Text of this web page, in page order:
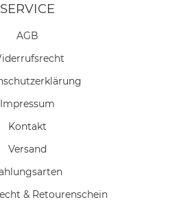
SERVICE
AGB
Impressum
Kontakt
Versand
& Retourenschein